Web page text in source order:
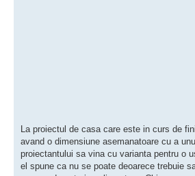
La proiectul de casa care este in curs de
avand o dimensiune asemanatoare cu a
proiectantului sa vina cu varianta pentru o
el spune ca nu se poate deoarece trebuie